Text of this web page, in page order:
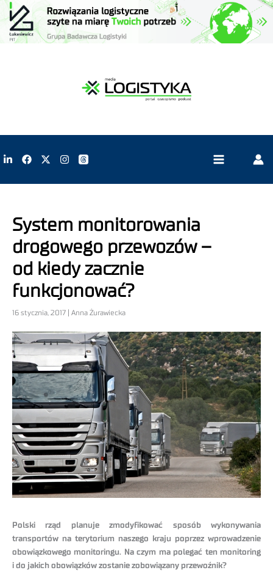
System monitorowania
drogowego przewozów –
od kiedy zacznie
funkcjonować?
16 stycznia, 2017 | Anna Żurawiecka
Polski rząd planuje zmodyfikować sposób wykonywania
transportów na terytorium naszego kraju poprzez wprowadzenie
obowiązkowego monitoringu. Na czym ma polegać ten monitoring
i do jakich obowiązków zostanie zobowiązany przewoźnik?